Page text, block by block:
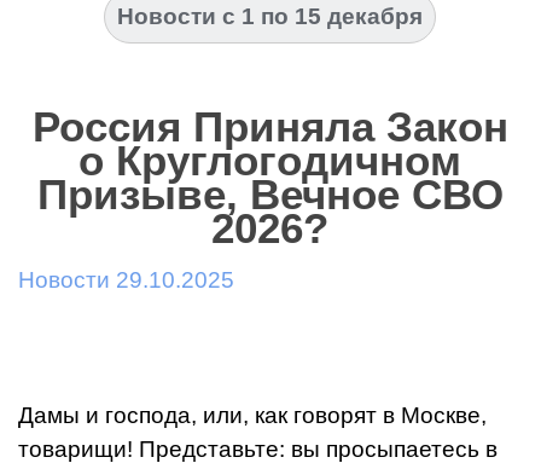
Новости с 1 по 15 декабря
Россия Приняла Закон
о Круглогодичном
Призыве, Вечное СВО
2026?
Новости 29.10.2025
Дамы и господа, или, как говорят в Москве,
товарищи! Представьте: вы просыпаетесь в